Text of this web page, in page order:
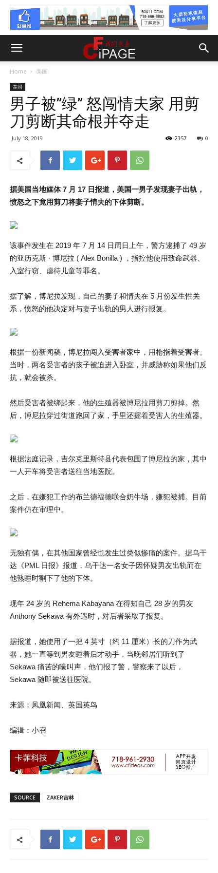
Home 美国
美国
男子被”绿” 怒闯情夫家 用剪
刀剪断其命根并夺走
July 18, 2019 0
2357
据美国当地媒体 7 月 17 日报道，美国一男子发现妻子出轨，
愤怒之下竟用剪刀将妻子情夫的下体剪断。
该事件发生在 2019 年 7 月 14 日周日上午，警方逮捕了 49 岁
的亚历克斯 · 博尼拉 ( Alex Bonilla ) ，指控他使用致命武器、
入室行窃、虐待儿童等罪名。
据了解，博尼拉发现，自己的妻子和情夫在 5 月份发生性关
系，愤怒的他决定对与妻子出轨的男人进行报复。
根据一份新闻稿，博尼拉闯入受害者家中，用枪指着受害者。
当时，两名受害者的孩子被迫进入卧室，并威胁称如果他们反
抗，就会被杀。
然后受害者被绑起来，他的生殖器被博尼拉用剪刀剪掉。然
后，博尼拉穿过街道跑回了家，手里还握着受害人的生殖器。
根据法庭记录，吉尔克里斯特县代表包围了博尼拉的家，其中
一人开车将受害者送往当地医院。
之后，在嫌犯工作的布兰德福德联合奶牛场，嫌犯被捕。目前
案件仍在审理中。
无独有偶，在其他国家曾经也发生过类似惨痛的案件。据乌干
达《PML 日报》报道，乌干达一名女子因怀疑男友出轨而在
他熟睡时割下了他的下体。
现年 24 岁的 Rehema Kabayana 在得知自己 28 岁的男友
Anthony Sekawa 有外遇时，对后者采取了报复。
据报道，她使用了一把 4 英寸（约 11 厘米）长的刀作为武
器，她一直等到男友睡着后才动手，当晚邻居们听到了
Sekawa 痛苦的嚎叫声，他们报了警，警察来了以后，
Sekawa 随即被送往医院。
来源：凤凰新闻、英国英鸟
编辑：小召
SOURCE ZAKER吉林